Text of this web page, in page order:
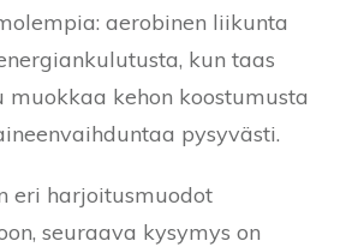
aerobinen liikunta
kun taas
kehon koostumusta
pysyvästi.
eri harjoitusmuodot
seuraava kysymys on